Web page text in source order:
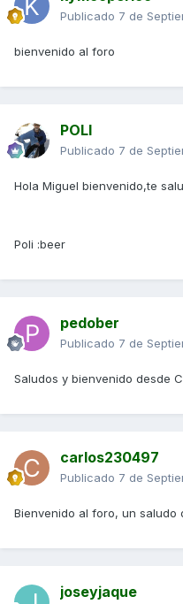
Publicado 7 de
bienvenido al foro
POLI
Publicado 7 de
Hola Miguel bienvenido,te
Poli :beer
pedober
Publicado 7 de
Saludos y bienvenido desde
carlos230497
Publicado 7 de
Bienvenido al foro, un saludo
joseyjaque